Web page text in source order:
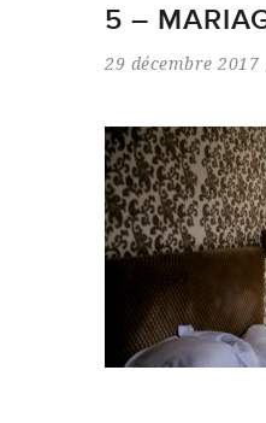
5 –
29 décembre 2017